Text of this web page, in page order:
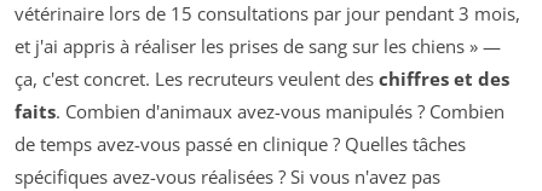
vétérinaire lors de 15 consultations par jour pendant 3 mois,
et j'ai appris à réaliser les prises de sang sur les chiens » —
ça, c'est concret. Les recruteurs veulent des chiffres et des
faits. Combien d'animaux avez-vous manipulés ? Combien
de temps avez-vous passé en clinique ? Quelles tâches
spécifiques avez-vous réalisées ? Si vous n'avez pas